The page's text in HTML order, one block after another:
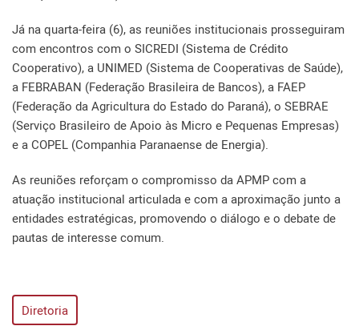
Já na quarta-feira (6), as reuniões institucionais prosseguiram
com encontros com o SICREDI (Sistema de Crédito
Cooperativo), a UNIMED (Sistema de Cooperativas de Saúde),
a FEBRABAN (Federação Brasileira de Bancos), a FAEP
(Federação da Agricultura do Estado do Paraná), o SEBRAE
(Serviço Brasileiro de Apoio às Micro e Pequenas Empresas)
e a COPEL (Companhia Paranaense de Energia).
As reuniões reforçam o compromisso da APMP com a
atuação institucional articulada e com a aproximação junto a
entidades estratégicas, promovendo o diálogo e o debate de
pautas de interesse comum.
Diretoria